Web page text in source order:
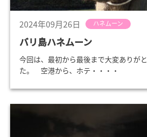
2024年09月26日 ハネムーン
バリ島ハネムーン
今回は、最初から最後まで大変ありが
た。 空港から、ホテ・・・・